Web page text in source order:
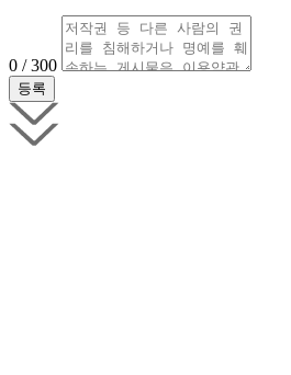
0 / 300